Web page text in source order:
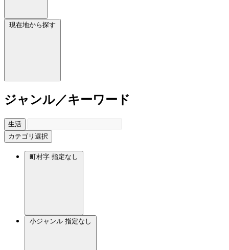
現在地から探す
ジャンル／キーワード
生活
カテゴリ選択
町村字 指定なし
小ジャンル 指定なし